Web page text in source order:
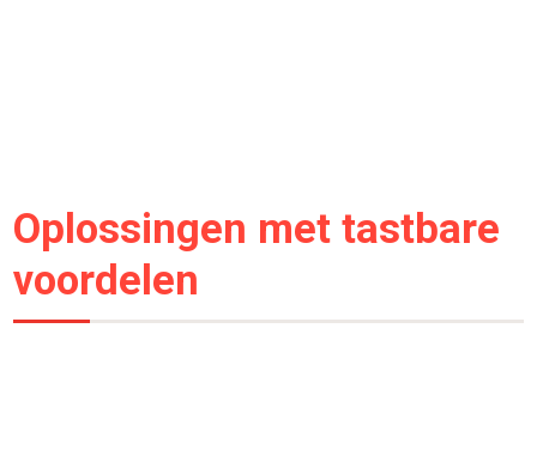
Oplossingen met tastbare
voordelen